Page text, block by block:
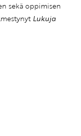
sekä oppimisen
Lukuja